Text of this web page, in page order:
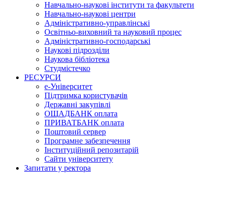
Навчально-наукові інститути та факультети
Навчально-наукові центри
Адміністративно-управлінські
Освітньо-виховний та науковий процес
Адміністративно-господарські
Наукові підрозділи
Наукова бібліотека
Студмістечко
РЕСУРСИ
е-Університет
Підтримка користувачів
Державні закупівлі
ОЩАДБАНК оплата
ПРИВАТБАНК оплата
Поштовий сервер
Програмне забезпечення
Інституційний репозитарій
Сайти університету
Запитати у ректора